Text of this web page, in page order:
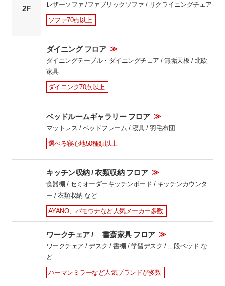
2F レザーソファ /ファブリックソファ / リクライニングチェア
ソファ70点以上
ダイニング フロア ≫
ダイニングテーブル・ダイニングチェア / 無垢天板 / 北欧
家具
ダイニング70点以上
ベッドルームギャラリー フロア ≫
マットレス / ベッドフレーム / 寝具 / 羽毛布団
選べる寝心地50種類以上
キッチン収納 / 衣類収納 フロア ≫
食器棚 / セミオーダーキッチンボード / キッチンカウンタ
ー / 衣類収納 など
AYANO、パモウナなど人気メーカー多数
ワークチェア / 書斎家具 フロア ≫
ワークチェア / デスク / 書棚 / 学習デスク / 二段ベッド な
ど
ハーマンミラーなど人気ブランドが多数